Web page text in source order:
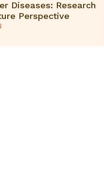
Diseases: Research
Perspective